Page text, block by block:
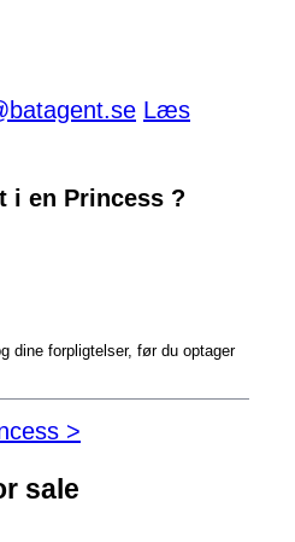
Læs
i en Princess ?
dine forpligtelser, før du optager
>
sale